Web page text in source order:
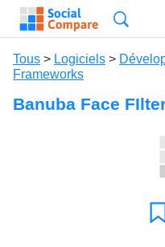
Tous > Logiciels >
Frameworks
Banuba Face